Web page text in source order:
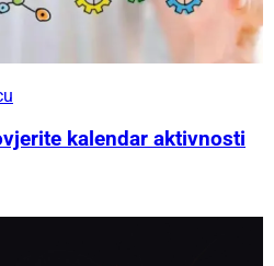
kalendar aktivnosti